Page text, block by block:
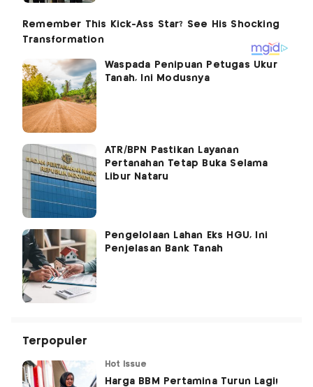
Waspada Penipuan Petugas Ukur
Tanah, Ini Modusnya
ATR/BPN Pastikan Layanan
Pertanahan Tetap Buka Selama
Libur Nataru
Pengelolaan Lahan Eks HGU, Ini
Penjelasan Bank Tanah
Terpopuler
Hot Issue
Harga BBM Pertamina Turun Lagi!